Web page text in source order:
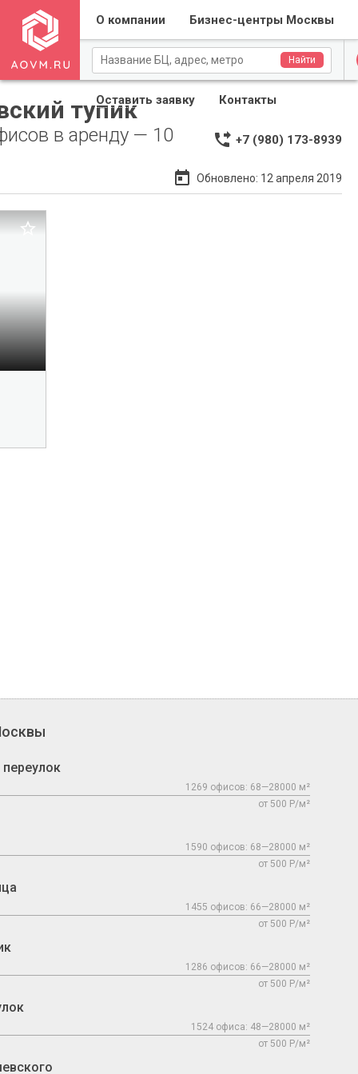
тупик
в аренду — 10
today Обновлено: 12 апреля 2019

1269 офисов: 68—28000 м²
от 500 Р/м²
1590 офисов: 68—28000 м²
от 500 Р/м²
1455 офисов: 66—28000 м²
от 500 Р/м²
1286 офисов: 66—28000 м²
от 500 Р/м²
1524 офиса: 48—28000 м²
от 500 Р/м²
Применить Сброс
Применить
О компании Бизнес-центры Москвы
Для собственников
Оставить заявку Контакты
phone_forwarded +7 (980) 173-8939
Найти